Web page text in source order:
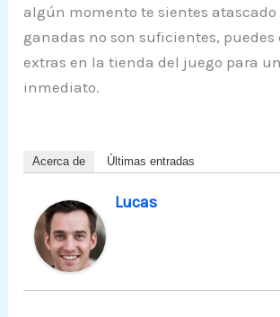
algún momento te sientes atascado
ganadas no son suficientes, puedes
extras en la tienda del juego para
inmediato.
Acerca de Últimas entradas
Lucas